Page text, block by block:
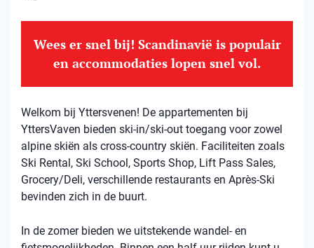
Wees er snel bij! Scandinavië is populair
en accommodaties lopen snel vol.
Welkom bij Yttersvenen! De appartementen bij
YttersVaven bieden ski-in/ski-out toegang voor zowel
alpine skiën als cross-country skiën. Faciliteiten zoals
Ski Rental, Ski School, Sports Shop, Lift Pass Sales,
Grocery/Deli, verschillende restaurants en Après-Ski
bevinden zich in de buurt.
In de zomer bieden we uitstekende wandel- en